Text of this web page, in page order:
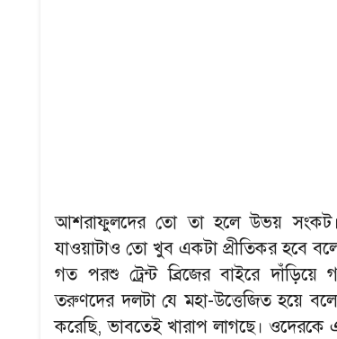
আশরাফুলদের তো তা হলে উভয় সংকট।
যাওয়াটাও তো খুব একটা প্রীতিকর হবে
গত পরশু ট্রেন্ট ব্রিজের বাইরে দাঁড়িয়ে
তরুণদের দলটা যে মহা-উত্তেজিত হয়ে বলে
করেছি, ভাবতেই খারাপ লাগছে।